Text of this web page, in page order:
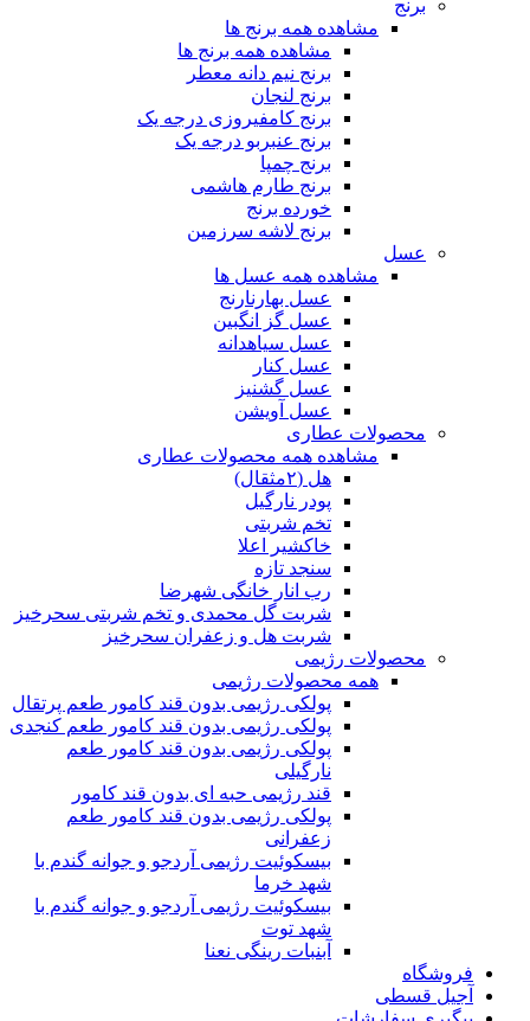
برنج
مشاهده همه برنج ها
مشاهده همه برنج ها
برنج نیم دانه معطر
برنج لنجان
برنج کامفیروزی درجه یک
برنج عنبربو درجه یک
برنج چمپا
برنج طارم هاشمی
خورده برنج
برنج لاشه سرزمین
عسل
مشاهده همه عسل ها
عسل بهارنارنج
عسل گز انگبین
عسل سیاهدانه
عسل کنار
عسل گشنیز
عسل آویشن
محصولات عطاری
مشاهده همه محصولات عطاری
هل (۲مثقال)
پودر نارگیل
تخم شربتی
خاکشیر اعلا
سنجد تازه
رب انار خانگی شهرضا
شربت گل محمدی و تخم شربتی سحرخیز
شربت هل و زعفران سحرخیز
محصولات رژیمی
همه محصولات رژیمی
پولکی رژیمی بدون قند کامور طعم پرتقال
پولکی رژیمی بدون قند کامور طعم کنجدی
پولکی رژیمی بدون قند کامور طعم
نارگیلی
قند رژیمی حبه ای بدون قند کامور
پولکی رژیمی بدون قند کامور طعم
زعفرانی
بيسکوئيت رژیمی آردجو و جوانه گندم با
شهد خرما
بيسکوئيت رژیمی آردجو و جوانه گندم با
شهد توت
آبنبات رینگی نعنا
فروشگاه
آجیل قسطی